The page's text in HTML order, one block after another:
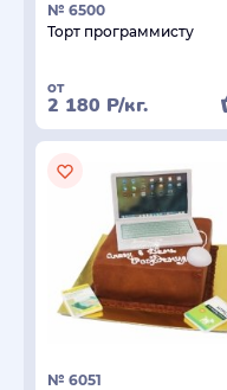
№ 6500
Торт программисту
от
2 180 Р/кг.
№ 6051